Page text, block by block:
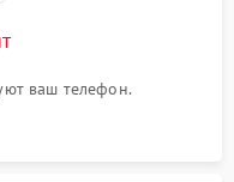
ваш телефон.